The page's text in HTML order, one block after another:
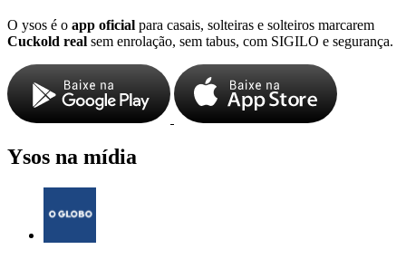
O ysos é o app oficial para casais, solteiras e solteiros marcarem
Cuckold real sem enrolação, sem tabus, com SIGILO e segurança.
Ysos na mídia